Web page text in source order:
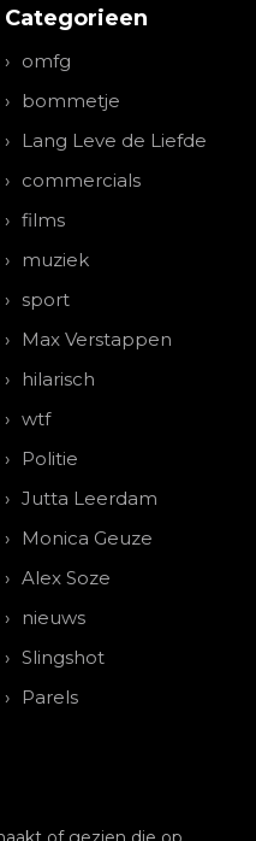
Categorieen
omfg
bommetje
Lang Leve de Liefde
commercials
films
muziek
sport
Max Verstappen
hilarisch
wtf
Politie
Jutta Leerdam
Monica Geuze
Alex Soze
nieuws
Slingshot
Parels